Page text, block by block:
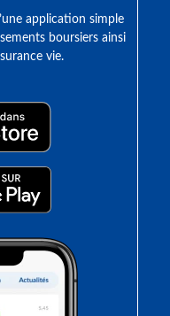
application simple
boursiers ainsi
vie.